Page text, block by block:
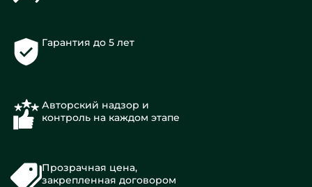
Гарантия до 5 лет
Авторский надзор и
контроль на каждом этапе
Прозрачная цена,
закрепленная договором